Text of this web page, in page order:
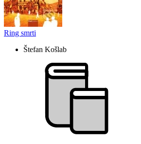
Ring smrti
Štefan Košlab